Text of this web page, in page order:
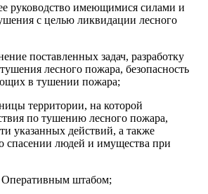
руководство имеющимися силами и
с целью ликвидации лесного
поставленных задач, разработку
лесного пожара, безопасность
в тушении пожара;
территории, на которой
по тушению лесного пожара,
указанных действий, а также
спасении людей и имущества при
Оперативным штабом;